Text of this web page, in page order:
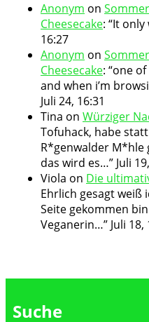
Anonym on
Cheesecake: “It only
16:27
Anonym on
Cheesecake: “one
and when i’m
Juli 24, 16:31
Tina on Würziger
Tofuhack, habe
R*genwalder M*hle
das wird es…” Juli
Viola on Die
Ehrlich gesagt weiß
Seite gekommen
Veganerin…” Juli 18,
Suche